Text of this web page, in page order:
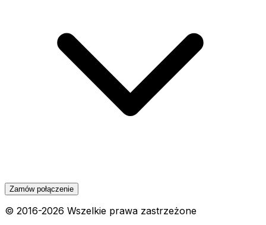
Zamów połączenie
© 2016-2026 Wszelkie prawa zastrzeżone